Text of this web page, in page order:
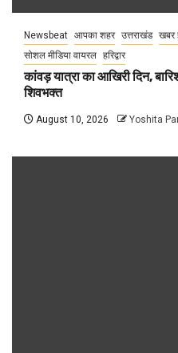
Newsbeat आपका शहर उत्तराखंड खबर
सोशल मीडिया वायरल हरिद्वार
कांवड़ यात्रा का आखिरी दिन,
शिवभक्त
August 10, 2026 Yoshita